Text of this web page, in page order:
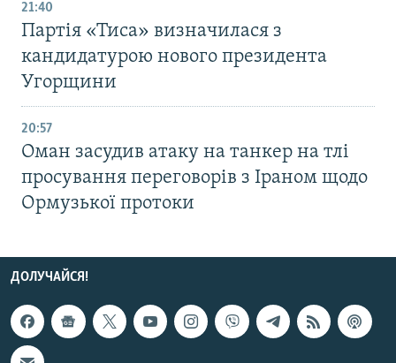
21:40
Партія «Тиса» визначилася з
кандидатурою нового президента
Угорщини
20:57
Оман засудив атаку на танкер на тлі
просування переговорів з Іраном щодо
Ормузької протоки
ДОЛУЧАЙСЯ!